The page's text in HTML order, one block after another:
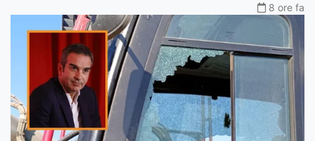
8 ore fa